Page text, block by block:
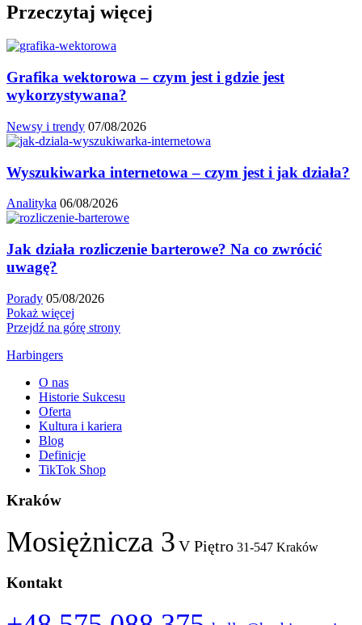
Przeczytaj więcej
Grafika wektorowa – czym jest i gdzie jest
wykorzystywana?
Newsy i trendy 07/08/2026
Wyszukiwarka internetowa – czym jest i jak działa?
Analityka 06/08/2026
Jak działa rozliczenie barterowe? Na co zwrócić
uwagę?
Porady 05/08/2026
Pokaż więcej
Przejdź na górę strony
Harbingers
O nas
Historie Sukcesu
Oferta
Kultura i kariera
Blog
Definicje
TikTok Shop
Kraków
Mosiężnicza 3 V Piętro 31-547 Kraków
Kontakt